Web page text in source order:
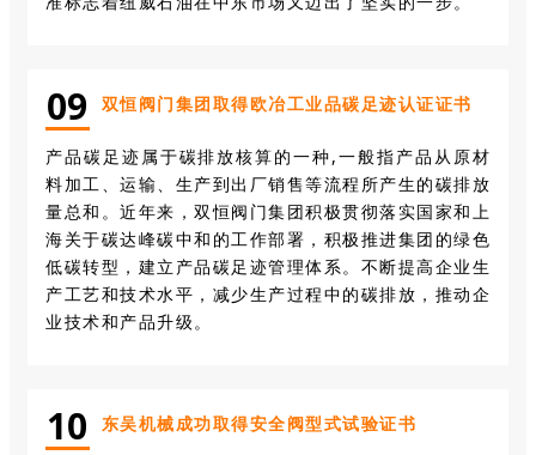
09 双恒阀门集团取得欧冶工业品碳足迹认证证书
产品碳足迹属于碳排放核算的一种,一般指产品从原材
料加工、运输、生产到出厂销售等流程所产生的碳排放
量总和。近年来，双恒阀门集团积极贯彻落实国家和上
海关于碳达峰碳中和的工作部署，积极推进集团的绿色
低碳转型，建立产品碳足迹管理体系。不断提高企业生
产工艺和技术水平，减少生产过程中的碳排放，推动企
业技术和产品升级。
10 东吴机械成功取得安全阀型式试验证书